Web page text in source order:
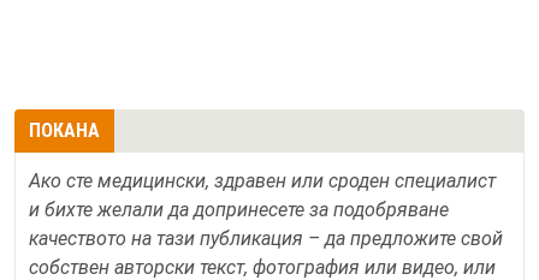
ПОКАНА
Ако сте медицински, здравен или сроден специалист
и бихте желали да допринесете за подобряване
качеството на тази публикация – да предложите свой
собствен авторски текст, фотография или видео, или